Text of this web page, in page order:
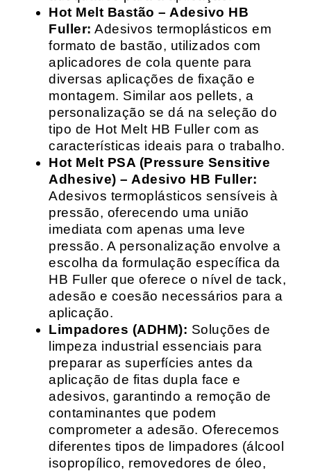
Hot Melt Bastão – Adesivo HB
Fuller: Adesivos termoplásticos em
formato de bastão, utilizados com
aplicadores de cola quente para
diversas aplicações de fixação e
montagem. Similar aos pellets, a
personalização se dá na seleção do
tipo de Hot Melt HB Fuller com as
características ideais para o trabalho.
Hot Melt PSA (Pressure Sensitive
Adhesive) – Adesivo HB Fuller:
Adesivos termoplásticos sensíveis à
pressão, oferecendo uma união
imediata com apenas uma leve
pressão. A personalização envolve a
escolha da formulação específica da
HB Fuller que oferece o nível de tack,
adesão e coesão necessários para a
aplicação.
Limpadores (ADHM): Soluções de
limpeza industrial essenciais para
preparar as superfícies antes da
aplicação de fitas dupla face e
adesivos, garantindo a remoção de
contaminantes que podem
comprometer a adesão. Oferecemos
diferentes tipos de limpadores (álcool
isopropílico, removedores de óleo,